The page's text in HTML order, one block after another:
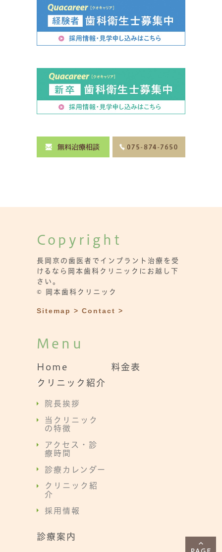
Copyright
長岡京の歯医者でインプラント治療を受
けるなら岡本歯科クリニックにお越し下
さい。
© 岡本歯科クリニック
Sitemap > Contact >
Menu
Home
クリニック紹介
院長挨拶
当クリニック
の特徴
アクセス・診
療時間
診療カレンダー
クリニック紹
介
採用情報
診療案内
料金表